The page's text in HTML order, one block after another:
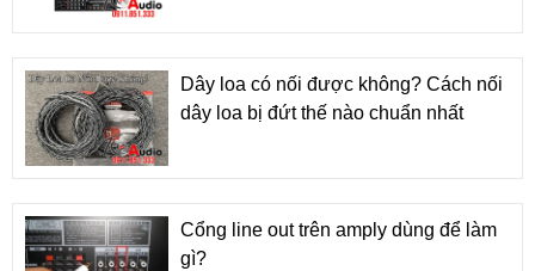
Dây loa có nối được không? Cách nối
dây loa bị đứt thế nào chuẩn nhất
Cổng line out trên amply dùng để làm
gì?